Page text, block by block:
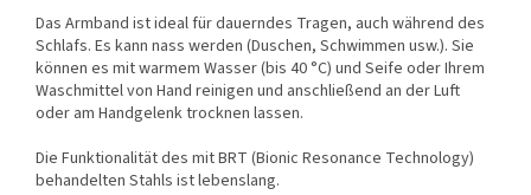
Das Armband ist ideal für dauerndes Tragen, auch während des
Schlafs. Es kann nass werden (Duschen, Schwimmen usw.). Sie
können es mit warmem Wasser (bis 40 °C) und Seife oder Ihrem
Waschmittel von Hand reinigen und anschließend an der Luft
oder am Handgelenk trocknen lassen.
Die Funktionalität des mit BRT (Bionic Resonance Technology)
behandelten Stahls ist lebenslang.